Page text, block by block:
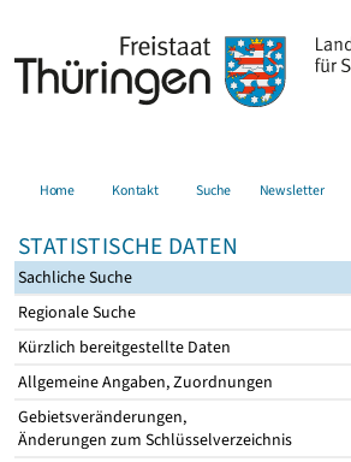
Home Kontakt Suche Newsletter
STATISTISCHE DATEN
Sachliche Suche
Regionale Suche
Kürzlich bereitgestellte Daten
Allgemeine Angaben, Zuordnungen
Gebietsveränderungen,
Änderungen zum Schlüsselverzeichnis